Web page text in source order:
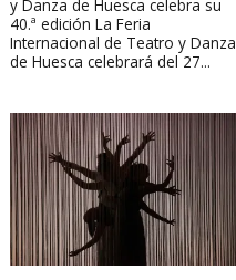
y Danza de Huesca celebra su
40.ª edición La Feria
Internacional de Teatro y Danza
de Huesca celebrará del 27...